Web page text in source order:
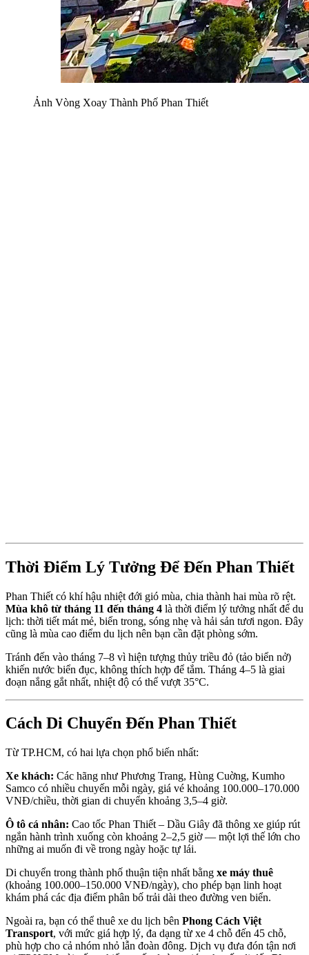
Ảnh Vòng Xoay Thành Phố Phan Thiết
Thời Điểm Lý Tưởng Để Đến Phan Thiết
Mùa khô từ tháng 11 đến tháng 4 là thời điểm lý tưởng nhất để du
lịch: thời tiết mát mẻ, biển trong, sóng nhẹ và hải sản tươi ngon. Đây
cũng là mùa cao điểm du lịch nên bạn cần đặt phòng sớm.
Tránh đến vào tháng 7–8 vì hiện tượng thủy triều đỏ (tảo biển nở)
khiến nước biển đục, không thích hợp để tắm. Tháng 4–5 là giai
đoạn nắng gắt nhất, nhiệt độ có thể vượt 35°C.
Cách Di Chuyển Đến Phan Thiết
Từ TP.HCM, có hai lựa chọn phổ biến nhất:
Xe khách: Các hãng như Phương Trang, Hùng Cuờng, Kumho
Samco có nhiều chuyến mỗi ngày, giá vé khoảng 100.000–170.000
VNĐ/chiều, thời gian di chuyển khoảng 3,5–4 giờ.
Ô tô cá nhân: Cao tốc Phan Thiết – Dầu Giây đã thông xe giúp rút
ngắn hành trình xuống còn khoảng 2–2,5 giờ — một lợi thế lớn cho
những ai muốn đi về trong ngày hoặc tự lái.
Di chuyển trong thành phố thuận tiện nhất bằng xe máy thuê
(khoảng 100.000–150.000 VNĐ/ngày), cho phép bạn linh hoạt
khám phá các địa điểm phân bố trải dài theo đường ven biển.
Ngoài ra, bạn có thể thuê xe du lịch bên Phong Cách Việt
Transport, với mức giá hợp lý, đa dạng từ xe 4 chỗ đến 45 chỗ,
phù hợp cho cả nhóm nhỏ lẫn đoàn đông. Dịch vụ đưa đón tận nơi